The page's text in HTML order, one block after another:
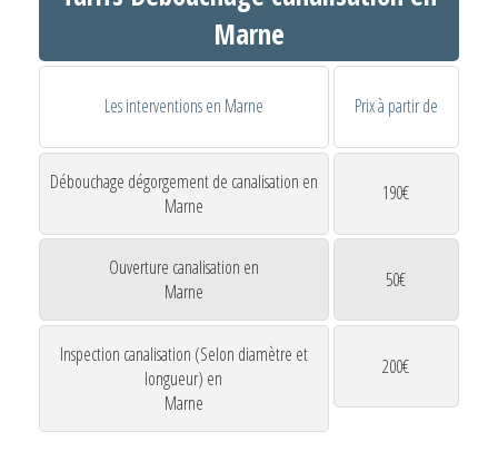
Marne
Les interventions en Marne Prix à partir de
Débouchage dégorgement de canalisation en
Marne
190€
Ouverture canalisation en
Marne
50€
Inspection canalisation (Selon diamètre et
longueur) en
Marne
200€